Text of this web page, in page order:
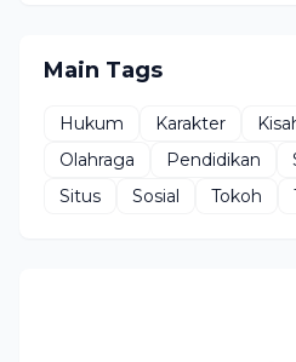
Main Tags
Hukum Karakter
Olahraga
Pendidikan
Situs
Sosial Tokoh